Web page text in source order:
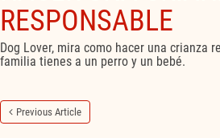
RESPONSABLE
Dog Lover, mira como hacer una crianza
familia tienes a un perro y un bebé.
Previous Article